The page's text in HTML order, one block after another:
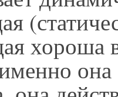
хороша
она